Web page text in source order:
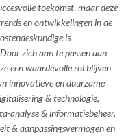
toekomst, maar deze
en ontwikkelingen in de
is
zich aan te passen aan
een waardevolle rol blijven
innovatieve en duurzame
& technologie,
analyse & informatiebeheer,
& aanpassingsvermogen en
Bernd Karstenberg
& Carrière
Contact